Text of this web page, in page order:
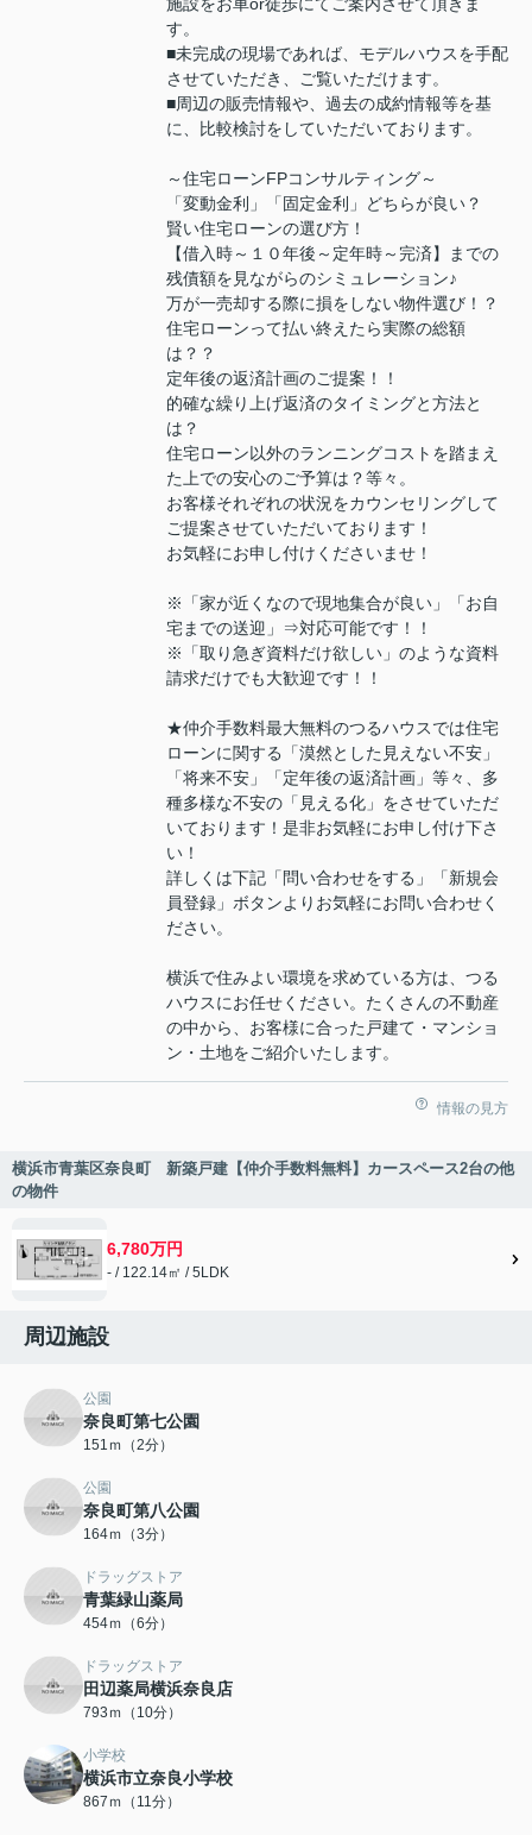
す。
■未完成の現場であれば、モデルハウスを手配
させていただき、ご覧いただけます。
■周辺の販売情報や、過去の成約情報等を基
に、比較検討をしていただいております。
～住宅ローンFPコンサルティング～
「変動金利」「固定金利」どちらが良い？
賢い住宅ローンの選び方！
【借入時～１０年後～定年時～完済】までの
残債額を見ながらのシミュレーション♪
万が一売却する際に損をしない物件選び！？
住宅ローンって払い終えたら実際の総額
は？？
定年後の返済計画のご提案！！
的確な繰り上げ返済のタイミングと方法と
は？
住宅ローン以外のランニングコストを踏まえ
た上での安心のご予算は？等々。
お客様それぞれの状況をカウンセリングして
ご提案させていただいております！
お気軽にお申し付けくださいませ！
※「家が近くなので現地集合が良い」「お自
宅までの送迎」⇒対応可能です！！
※「取り急ぎ資料だけ欲しい」のような資料
請求だけでも大歓迎です！！
★仲介手数料最大無料のつるハウスでは住宅
ローンに関する「漠然とした見えない不安」
「将来不安」「定年後の返済計画」等々、多
種多様な不安の「見える化」をさせていただ
いております！是非お気軽にお申し付け下さ
い！
詳しくは下記「問い合わせをする」「新規会
員登録」ボタンよりお気軽にお問い合わせく
ださい。
横浜で住みよい環境を求めている方は、つる
ハウスにお任せください。たくさんの不動産
の中から、お客様に合った戸建て・マンショ
ン・土地をご紹介いたします。
情報の見方
横浜市青葉区奈良町 新築戸建【仲介手数料無料】カースペース2台の他
の物件
6,780万円
- / 122.14㎡ / 5LDK
周辺施設
公園
奈良町第七公園
151ｍ（2分）
公園
奈良町第八公園
164ｍ（3分）
ドラッグストア
青葉緑山薬局
454ｍ（6分）
ドラッグストア
田辺薬局横浜奈良店
793ｍ（10分）
小学校
横浜市立奈良小学校
867ｍ（11分）